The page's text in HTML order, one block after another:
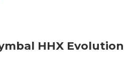
HHX Evolution